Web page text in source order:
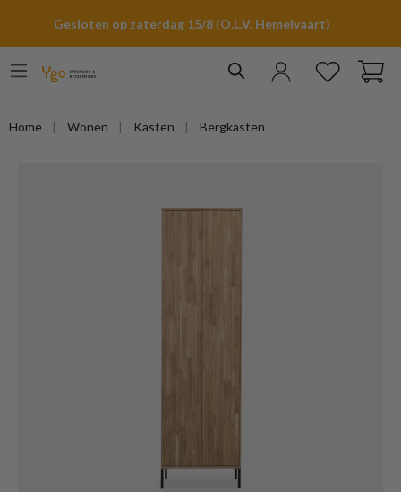
Gesloten op zaterdag 15/8 (O.L.V. Hemelvaart)
Home Wonen Kasten Bergkasten